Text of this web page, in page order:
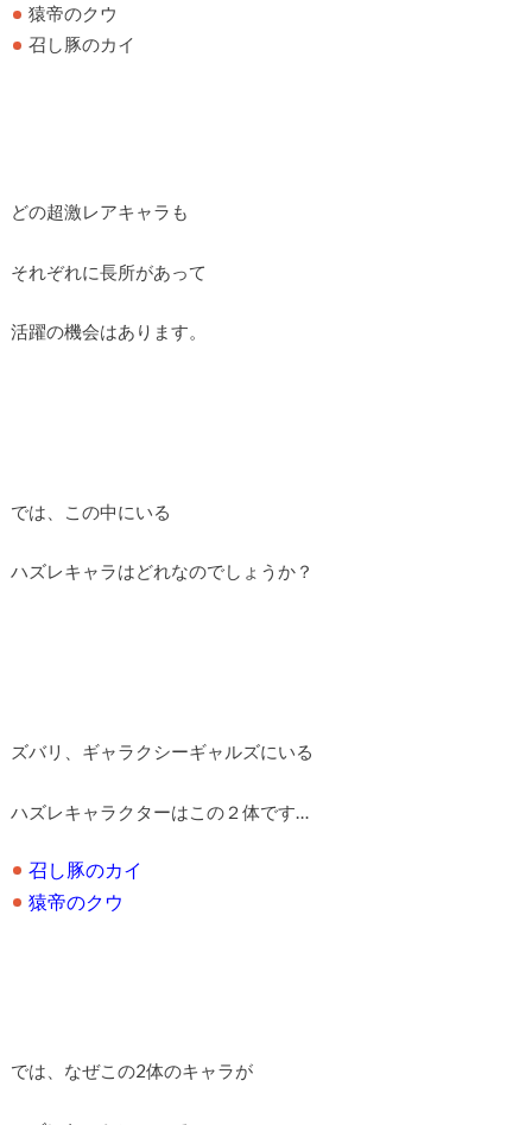
猿帝のクウ
召し豚のカイ
どの超激レアキャラも
それぞれに長所があって
活躍の機会はあります。
では、この中にいる
ハズレキャラはどれなのでしょうか？
ズバリ、ギャラクシーギャルズにいる
ハズレキャラクターはこの２体です…
召し豚のカイ
猿帝のクウ
では、なぜこの2体のキャラが